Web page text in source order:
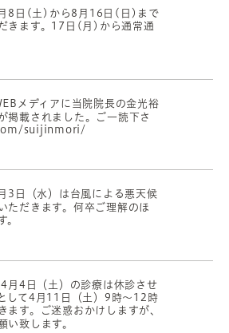
8日(土)から8月16日(日)まで
きます。17日(月)から通常通
メディアに当院院長の金光裕
掲載されました。ご一読下さ
suijinmori/
3日（水）は台風による悪天候
ただきます。何卒ご理解のほ
。
月4日（土）の診療は休診させ
して4月11日（土）9時〜12時
ます。ご迷惑おかけしますが、
い致します。